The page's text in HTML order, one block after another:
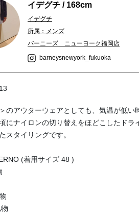
イデグチ / 168cm
イデグチ
所属：メンズ
バーニーズ ニューヨーク福岡店
barneysnewyork_fukuoka
のアウターウェアとしても、気温が低
にナイロンの切り替えをほどこしたド
スタイリングです。
(着用サイズ 48 )